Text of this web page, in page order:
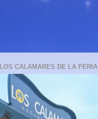
LOS CALAMARES DE LA FERIA